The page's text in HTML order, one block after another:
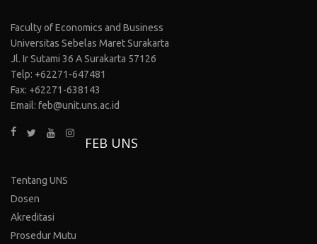
Faculty of Economics and Business
Universitas Sebelas Maret Surakarta
Jl. Ir Sutami 36 A Surakarta 57126
Telp: +62271-647481
Fax: +62271-638143
Email: feb@unit.uns.ac.id
FEB UNS
Tentang UNS
Dosen
Akreditasi
Prosedur Mutu